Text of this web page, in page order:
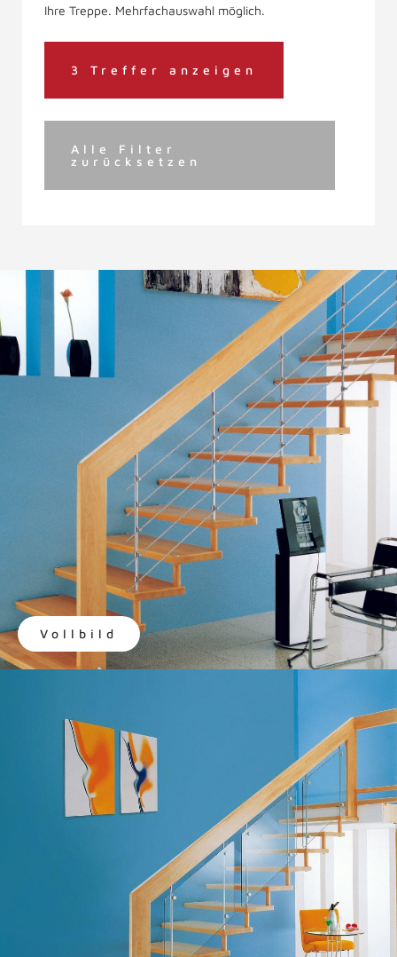
Ihre Treppe. Mehrfachauswahl möglich.
3 Treffer anzeigen
Alle Filter
zurücksetzen
Vollbild